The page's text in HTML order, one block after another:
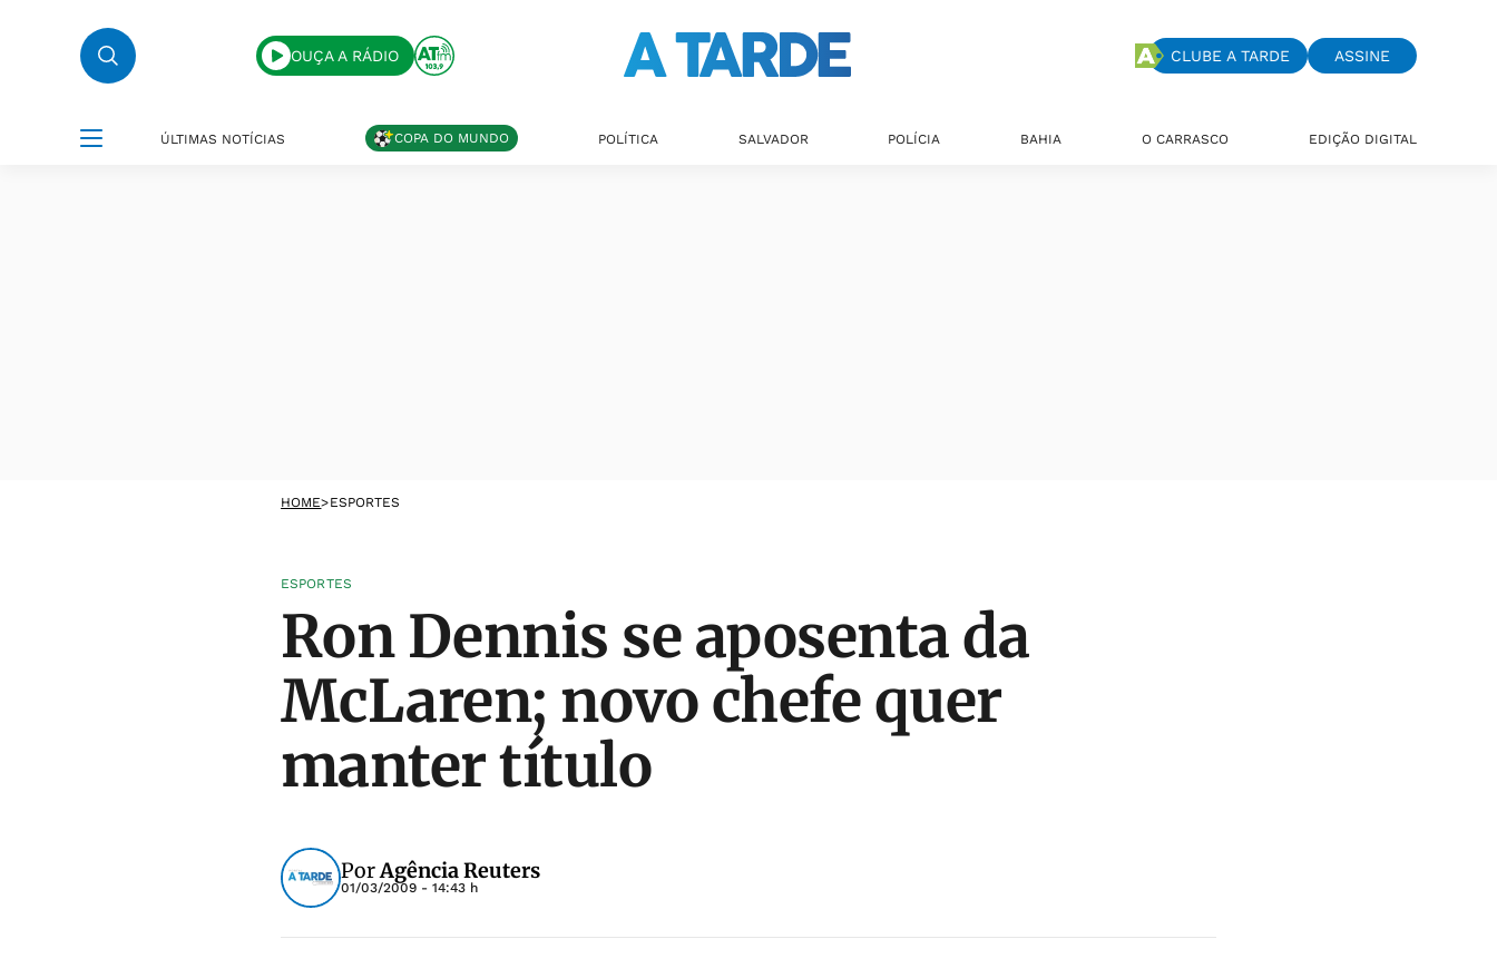
OUÇA A RÁDIO CLUBE A TARDE ASSINE
ÚLTIMAS NOTÍCIAS COPA DO MUNDO POLÍTICA SALVADOR POLÍCIA BAHIA O CARRASCO EDIÇÃO DIGITAL
HOME>ESPORTES
ESPORTES
Ron Dennis se aposenta da
McLaren; novo chefe quer
manter título
PorAgência Reuters
01/03/2009 - 14:43 h